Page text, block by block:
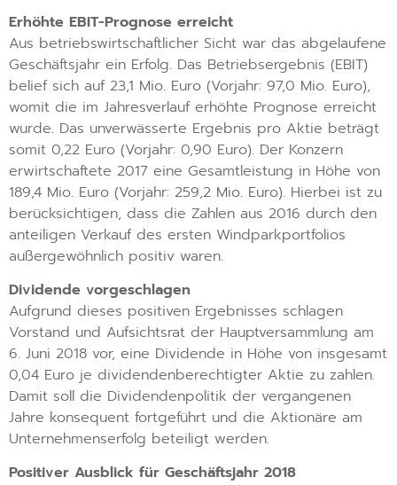
Erhöhte EBIT-Prognose erreicht
Aus betriebswirtschaftlicher Sicht war das abgelaufene
Geschäftsjahr ein Erfolg. Das Betriebsergebnis (EBIT)
belief sich auf 23,1 Mio. Euro (Vorjahr: 97,0 Mio. Euro),
womit die im Jahresverlauf erhöhte Prognose erreicht
wurde. Das unverwässerte Ergebnis pro Aktie beträgt
somit 0,22 Euro (Vorjahr: 0,90 Euro). Der Konzern
erwirtschaftete 2017 eine Gesamtleistung in Höhe von
189,4 Mio. Euro (Vorjahr: 259,2 Mio. Euro). Hierbei ist zu
berücksichtigen, dass die Zahlen aus 2016 durch den
anteiligen Verkauf des ersten Windparkportfolios
außergewöhnlich positiv waren.
Dividende vorgeschlagen
Aufgrund dieses positiven Ergebnisses schlagen
Vorstand und Aufsichtsrat der Hauptversammlung am
6. Juni 2018 vor, eine Dividende in Höhe von insgesamt
0,04 Euro je dividendenberechtigter Aktie zu zahlen.
Damit soll die Dividendenpolitik der vergangenen
Jahre konsequent fortgeführt und die Aktionäre am
Unternehmenserfolg beteiligt werden.
Positiver Ausblick für Geschäftsjahr 2018